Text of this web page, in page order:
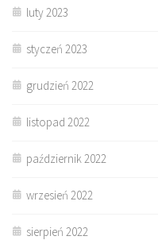
luty 2023
styczeń 2023
grudzień 2022
listopad 2022
październik 2022
wrzesień 2022
sierpień 2022